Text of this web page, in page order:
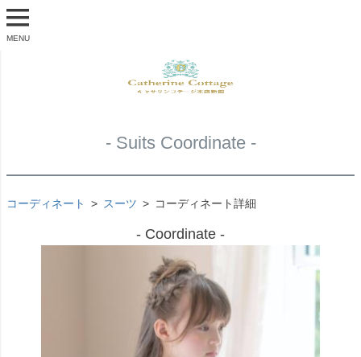
MENU
- Suits Coordinate -
コーディネート スーツ コーディネート詳細
- Coordinate -